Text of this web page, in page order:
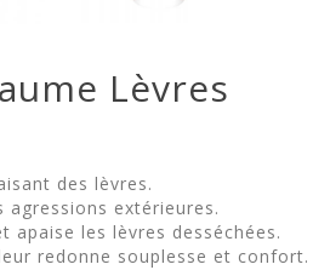
Lèvres
des lèvres.
agressions extérieures.
apaise les lèvres desséchées.
redonne souplesse et confort.